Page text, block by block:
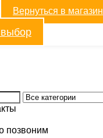
Вернуться в магазин
позвоним